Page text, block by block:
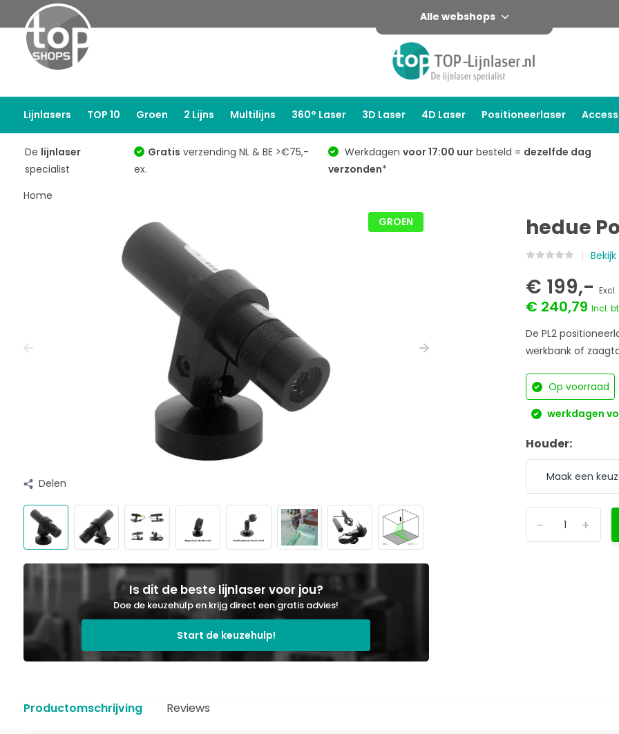
Alle webshops
Lijnlasers TOP 10 Groen 2 Lijns Multilijns 360° Laser 3D Laser 4D Laser Positioneerlaser
De lijnlaser
specialist
Gratis verzending NL & BE >€75,-
ex.
Werkdagen voor 17:00 uurbesteld = dezelfde dag
verzonden*
Home
GROEN
Delen
Is dit de beste lijnlaser voor jou?
Doe de keuzehulp en krijg direct een gratis advies!
Start de keuzehulp!
hedue
€ 199,-
€ 240,79Incl.
De PL2
werkbank of
Op voorraad
werkdagen
Houder:
+
-
Productomschrijving Reviews